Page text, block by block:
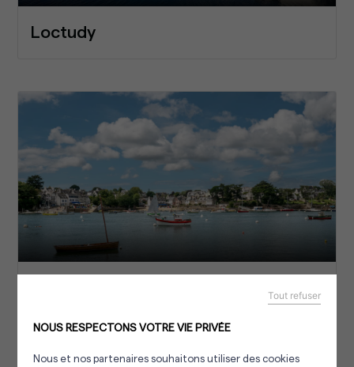
NOUS RESPECTONS VOTRE VIE PRIVÉE
Nous et nos partenaires souhaitons utiliser des cookies
Tout refuser
Loctudy